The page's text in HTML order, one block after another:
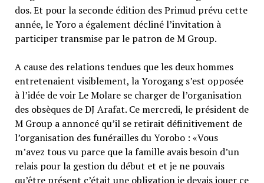
dos. Et pour la seconde édition des Primud prévu cette
année, le Yoro a également décliné l’invitation à
participer transmise par le patron de M Group.
A cause des relations tendues que les deux hommes
entretenaient visiblement, la Yorogang s’est opposée
à l’idée de voir Le Molare se charger de l’organisation
des obsèques de DJ Arafat. Ce mercredi, le président de
M Group a annoncé qu’il se retirait définitivement de
l’organisation des funérailles du Yorobo : «Vous
m’avez tous vu parce que la famille avais besoin d’un
relais pour la gestion du début et et je ne pouvais
qu’être présent c’était une obligation je devais jouer ce